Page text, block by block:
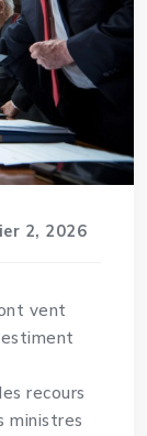
2, 2026
vent
estiment
recours
ministres